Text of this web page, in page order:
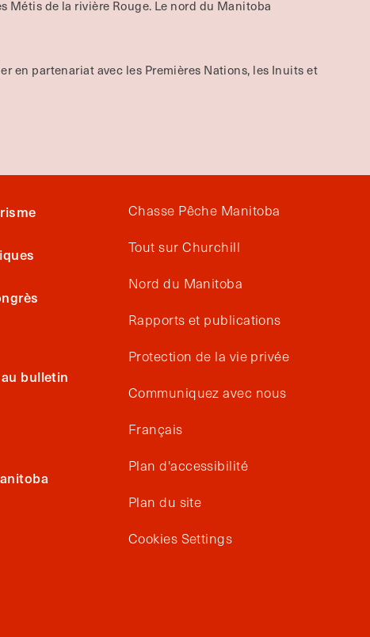
Métis de la rivière Rouge. Le nord du Manitoba
en partenariat avec les Premières Nations, les Inuits et
bulletin
Chasse Pêche Manitoba
Tout sur Churchill
Nord du Manitoba
Rapports et publications
Protection de la vie privée
Communiquez avec nous
Français
Plan d'accessibilité
Plan du site
Cookies Settings